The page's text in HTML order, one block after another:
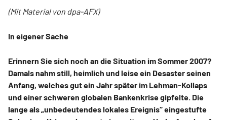
(Mit Material von dpa-AFX)
In eigener Sache
Erinnern Sie sich noch an die Situation im Sommer 2007?
Damals nahm still, heimlich und leise ein Desaster seinen
Anfang, welches gut ein Jahr später im Lehman-Kollaps
und einer schweren globalen Bankenkrise gipfelte. Die
lange als „unbedeutendes lokales Ereignis“ eingestufte